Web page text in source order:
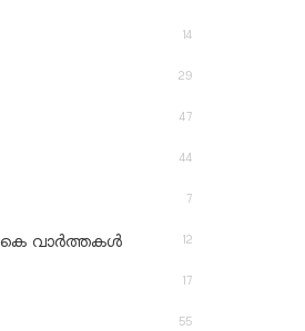
14
29
47
44
7
വാർത്തകൾ 12
17
55